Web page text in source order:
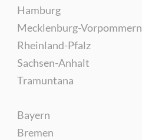
Hamburg
Mecklenburg-Vorpommern
Rheinland-Pfalz
Sachsen-Anhalt
Tramuntana
Bayern
Bremen